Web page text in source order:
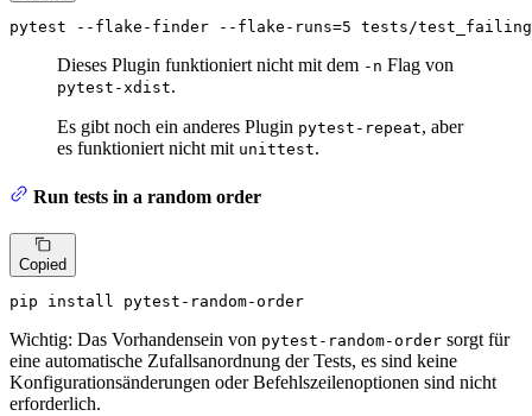
pytest --flake-finder --flake-runs=5 tests/
Dieses Plugin funktioniert nicht mit dem -n Flag von
pytest-xdist.
Es gibt noch ein anderes Plugin pytest-repeat, aber
es funktioniert nicht mit unittest.
Run tests in a random order
Copied
pip install pytest-random-order
Wichtig: Das Vorhandensein von pytest-random-order sorgt für
eine automatische Zufallsanordnung der Tests, es sind keine
Konfigurationsänderungen oder Befehlszeilenoptionen sind nicht
erforderlich.